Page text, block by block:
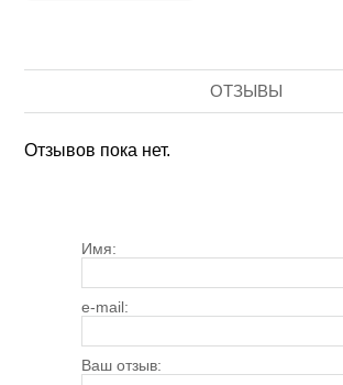
ОТЗЫВЫ
Отзывов пока нет.
Имя:
e-mail:
Ваш отзыв: